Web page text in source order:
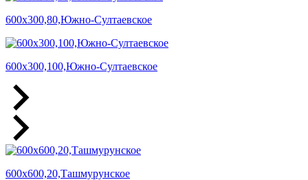
600х300,80,Южно-Султаевское
600х300,100,Южно-Султаевское
600х600,20,Ташмурунское